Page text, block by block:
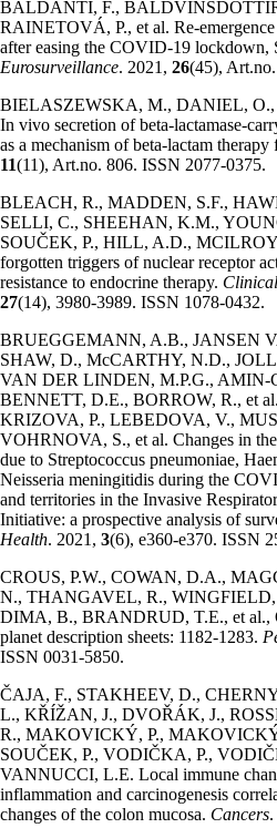
BALDANTI, F.,
RAINETOVÁ, P., et al. Re-
after easing the COVID-19 lockdown,
Eurosurveillance. 2021, 26(45),
BIELASZEWSKA, M., DANIEL,
In vivo secretion of beta-lactamase-
as a mechanism of beta-lactam
11(11), Art.no. 806. ISSN 2077-0375.
BLEACH, R., MADDEN, S.F.,
SELLI, C., SHEEHAN, K.M.,
SOUČEK, P., HILL, A.D.,
forgotten triggers of nuclear receptor
resistance to endocrine therapy.
27(14), 3980-3989. ISSN 1078-0432.
BRUEGGEMANN, A.B., JANSEN
SHAW, D., McCARTHY, N.D.,
VAN DER LINDEN, M.P.G., AMIN-
BENNETT, D.E., BORROW, R., et
KRIZOVA, P., LEBEDOVA, V.,
VOHRNOVA, S., et al. Changes in
due to Streptococcus pneumoniae,
Neisseria meningitidis during the
and territories in the Invasive
Initiative: a prospective analysis of
Health. 2021, 3(6), e360-e370. ISSN
CROUS, P.W., COWAN, D.A.,
N., THANGAVEL, R.,
DIMA, B., BRANDRUD, T.E., et al.,
planet description sheets: 1182-1283.
ISSN 0031-5850.
ČAJA, F., STAKHEEV, D.,
L., KŘÍŽAN, J., DVOŘÁK, J.,
R., MAKOVICKÝ, P.,
SOUČEK, P., VODIČKA, P.,
VANNUCCI, L.E. Local immune
inflammation and carcinogenesis
changes of the colon mucosa. Cancers